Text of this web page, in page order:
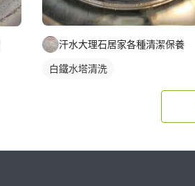
汗水大理石居家各種清潔保養
白鐵水塔清洗